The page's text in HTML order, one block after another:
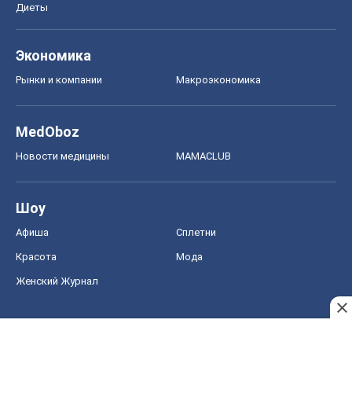
Диеты
Экономика
Рынки и компании Mакроэкономика
MedOboz
Новости медицины MAMACLUB
Шоу
Афиша Сплетни
Красота Мода
Женский Журнал